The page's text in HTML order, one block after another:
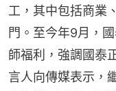
工，其中包括商業
門。至今年9月，
師福利，強調國泰
言人向傳媒表示，